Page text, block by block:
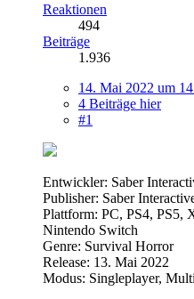
Reaktionen
494
Beiträge
1.936
14. Mai 2022 um
4 Beiträge hier
#1
Entwickler: Saber
Publisher: Saber
Plattform: PC, PS4, PS5,
Nintendo Switch
Genre: Survival Horror
Release: 13. Mai 2022
Modus: Singleplayer,